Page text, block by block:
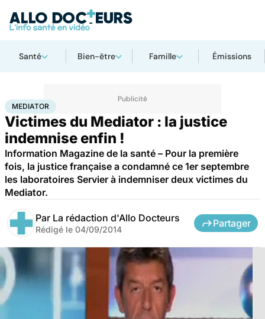
Santé Bien-être Famille Émissions
AccueilSanté Société Mediator
MEDIATOR
Victimes du Mediator : la justice
indemnise enfin !
Information Magazine de la santé – Pour la première
fois, la justice française a condamné ce 1er septembre
les laboratoires Servier à indemniser deux victimes du
Mediator.
Par La rédaction d'Allo Docteurs
Rédigé le 04/09/2014
Partager